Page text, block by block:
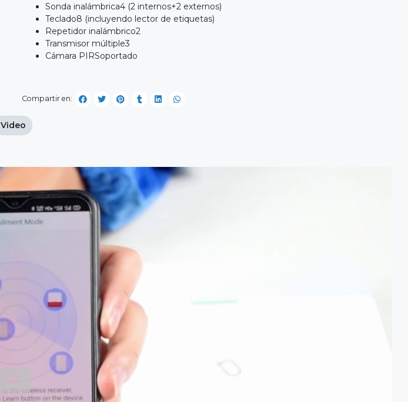
Sonda inalámbrica4 (2 internos+2 externos)
Teclado8 (incluyendo lector de etiquetas)
Repetidor inalámbrico2
Transmisor múltiple3
Cámara PIRSoportado
Compartir en:
Video